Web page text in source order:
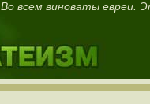
Во всем виноваты евреи.